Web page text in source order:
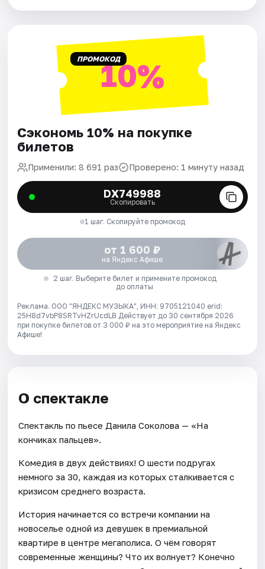
ПРОМОКОД10%
Сэкономь 10% на покупке
билетов
Применили: 8 691 раз Проверено: 1 минуту назад
DX749988
Скопировать
1 шаг. Скопируйте промокод
от 1 600 ₽
на Яндекс Афише
2 шаг. Выберите билет и примените промокод
до оплаты
Реклама. ООО "ЯНДЕКС МУЗЫКА", ИНН: 9705121040 erid:
25H8d7vbP8SRTvHZrUcdLB Действует до 30 сентября 2026
при покупке билетов от 3 000 ₽ на это мероприятие на Яндекс
Афише!
О спектакле
Спектакль по пьесе Данила Соколова — «На
кончиках пальцев».
Комедия в двух действиях! О шести подругах
немного за 30, каждая из которых сталкивается с
кризисом среднего возраста.
История начинается со встречи компании на
новоселье одной из девушек в премиальной
квартире в центре мегаполиса. О чём говорят
современные женщины? Что их волнует? Конечно